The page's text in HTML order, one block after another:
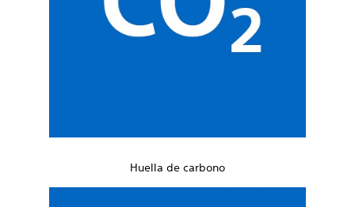
Huella de carbono